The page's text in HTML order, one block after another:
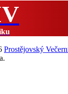
Prostějovský